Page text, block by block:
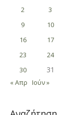
2 3
9 10
16
17
23
24
30 31
« Απρ Ιούν »